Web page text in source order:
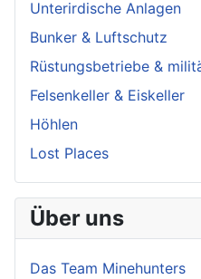
Unterirdische Anlagen
Bunker & Luftschutz
Rüstungsbetriebe &
Felsenkeller & Eiskeller
Höhlen
Lost Places
Über uns
Das Team Minehunters